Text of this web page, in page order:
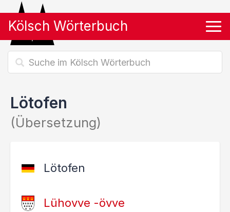
Kölsch Wörterbuch
Lötofen
(Übersetzung)
Lötofen
Lühovve -övve